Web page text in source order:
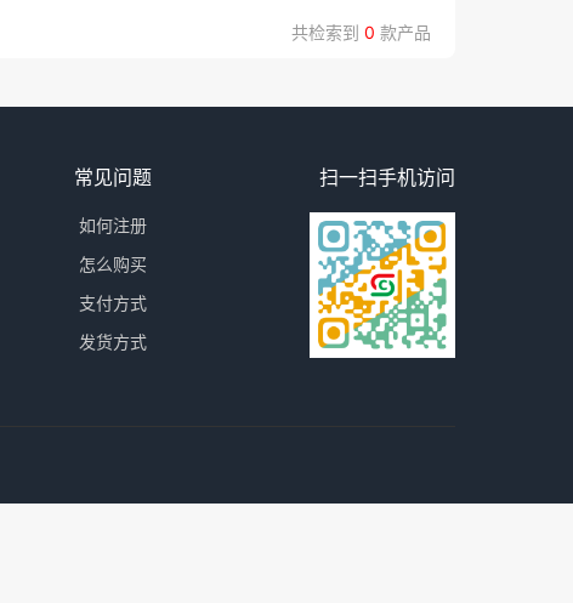
共检索到 0 款产品
常见问题
如何注册
怎么购买
支付方式
发货方式
扫一扫手机访问